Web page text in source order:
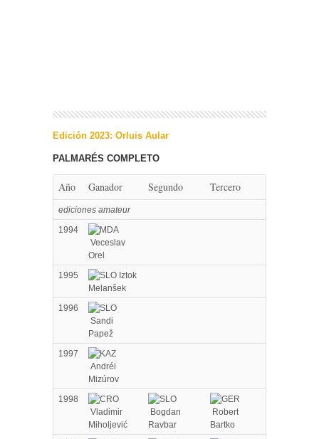
Edición 2023: Orluis Aular
PALMARÉS COMPLETO
Año Ganador Segundo Tercero
ediciones amateur
1994
Veceslav
Orel
1995
Iztok
Melanšek
1996
Sandi
Papež
1997
Andréi
Mizúrov
1998
Vladimir
Miholjević
Bogdan
Ravbar
Robert
Bartko